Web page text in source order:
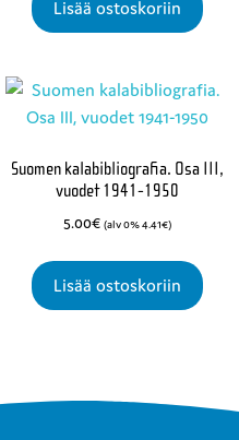
Lisää ostoskoriin
Suomen kalabibliografia. Osa III,
vuodet 1941-1950
5.00€ (alv 0%4.41€)
Lisää ostoskoriin